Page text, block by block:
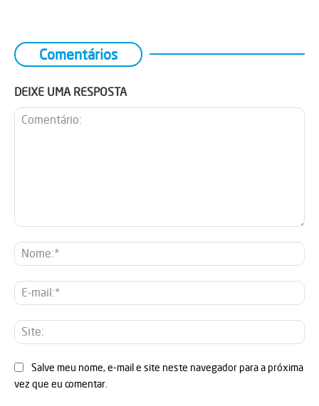
Comentários
DEIXE UMA RESPOSTA
E-
Salve meu nome, e-mail e site neste navegador para a próxima
vez que eu comentar.